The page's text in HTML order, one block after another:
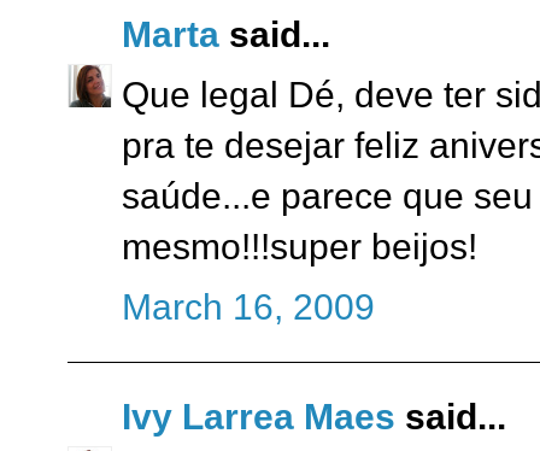
Marta said...
Que legal Dé, deve ter
pra te desejar feliz
saúde...e parece que
mesmo!!!super beijos!
March 16, 2009
Ivy Larrea Maes said...